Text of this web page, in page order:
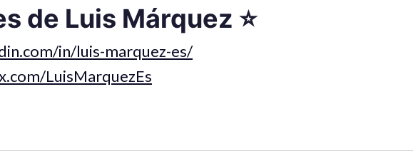
de Luis Márquez ⭐️
in/luis-marquez-es/
LuisMarquezEs